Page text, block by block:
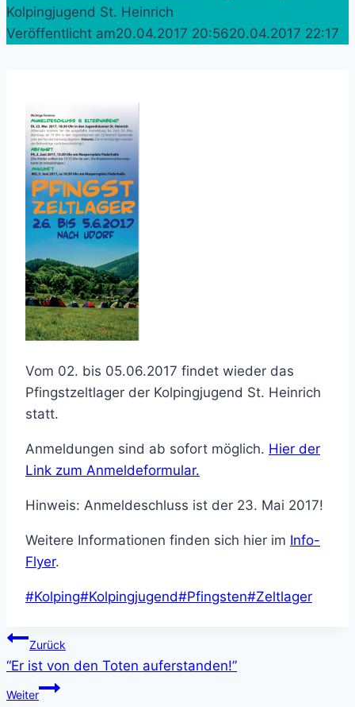
Kolpingjugend St. Heinrich
Veröffentlicht am20.04.2017 20:5620.04.2017 22:17
Vom 02. bis 05.06.2017 findet wieder das
Pfingstzeltlager der Kolpingjugend St. Heinrich
statt.
Anmeldungen sind ab sofort möglich. Hier der
Link zum Anmeldeformular.
Hinweis: Anmeldeschluss ist der 23. Mai 2017!
Weitere Informationen finden sich hier im Info-
Flyer.
Schlagworte:
#Kolping#Kolpingjugend#Pfingsten#Zeltlager
Beitragsnavigation
Zurück
“Er ist von den Toten auferstanden!”
Weiter